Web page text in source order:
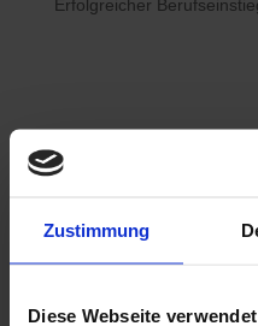
Zustimmung
Diese Webseite
